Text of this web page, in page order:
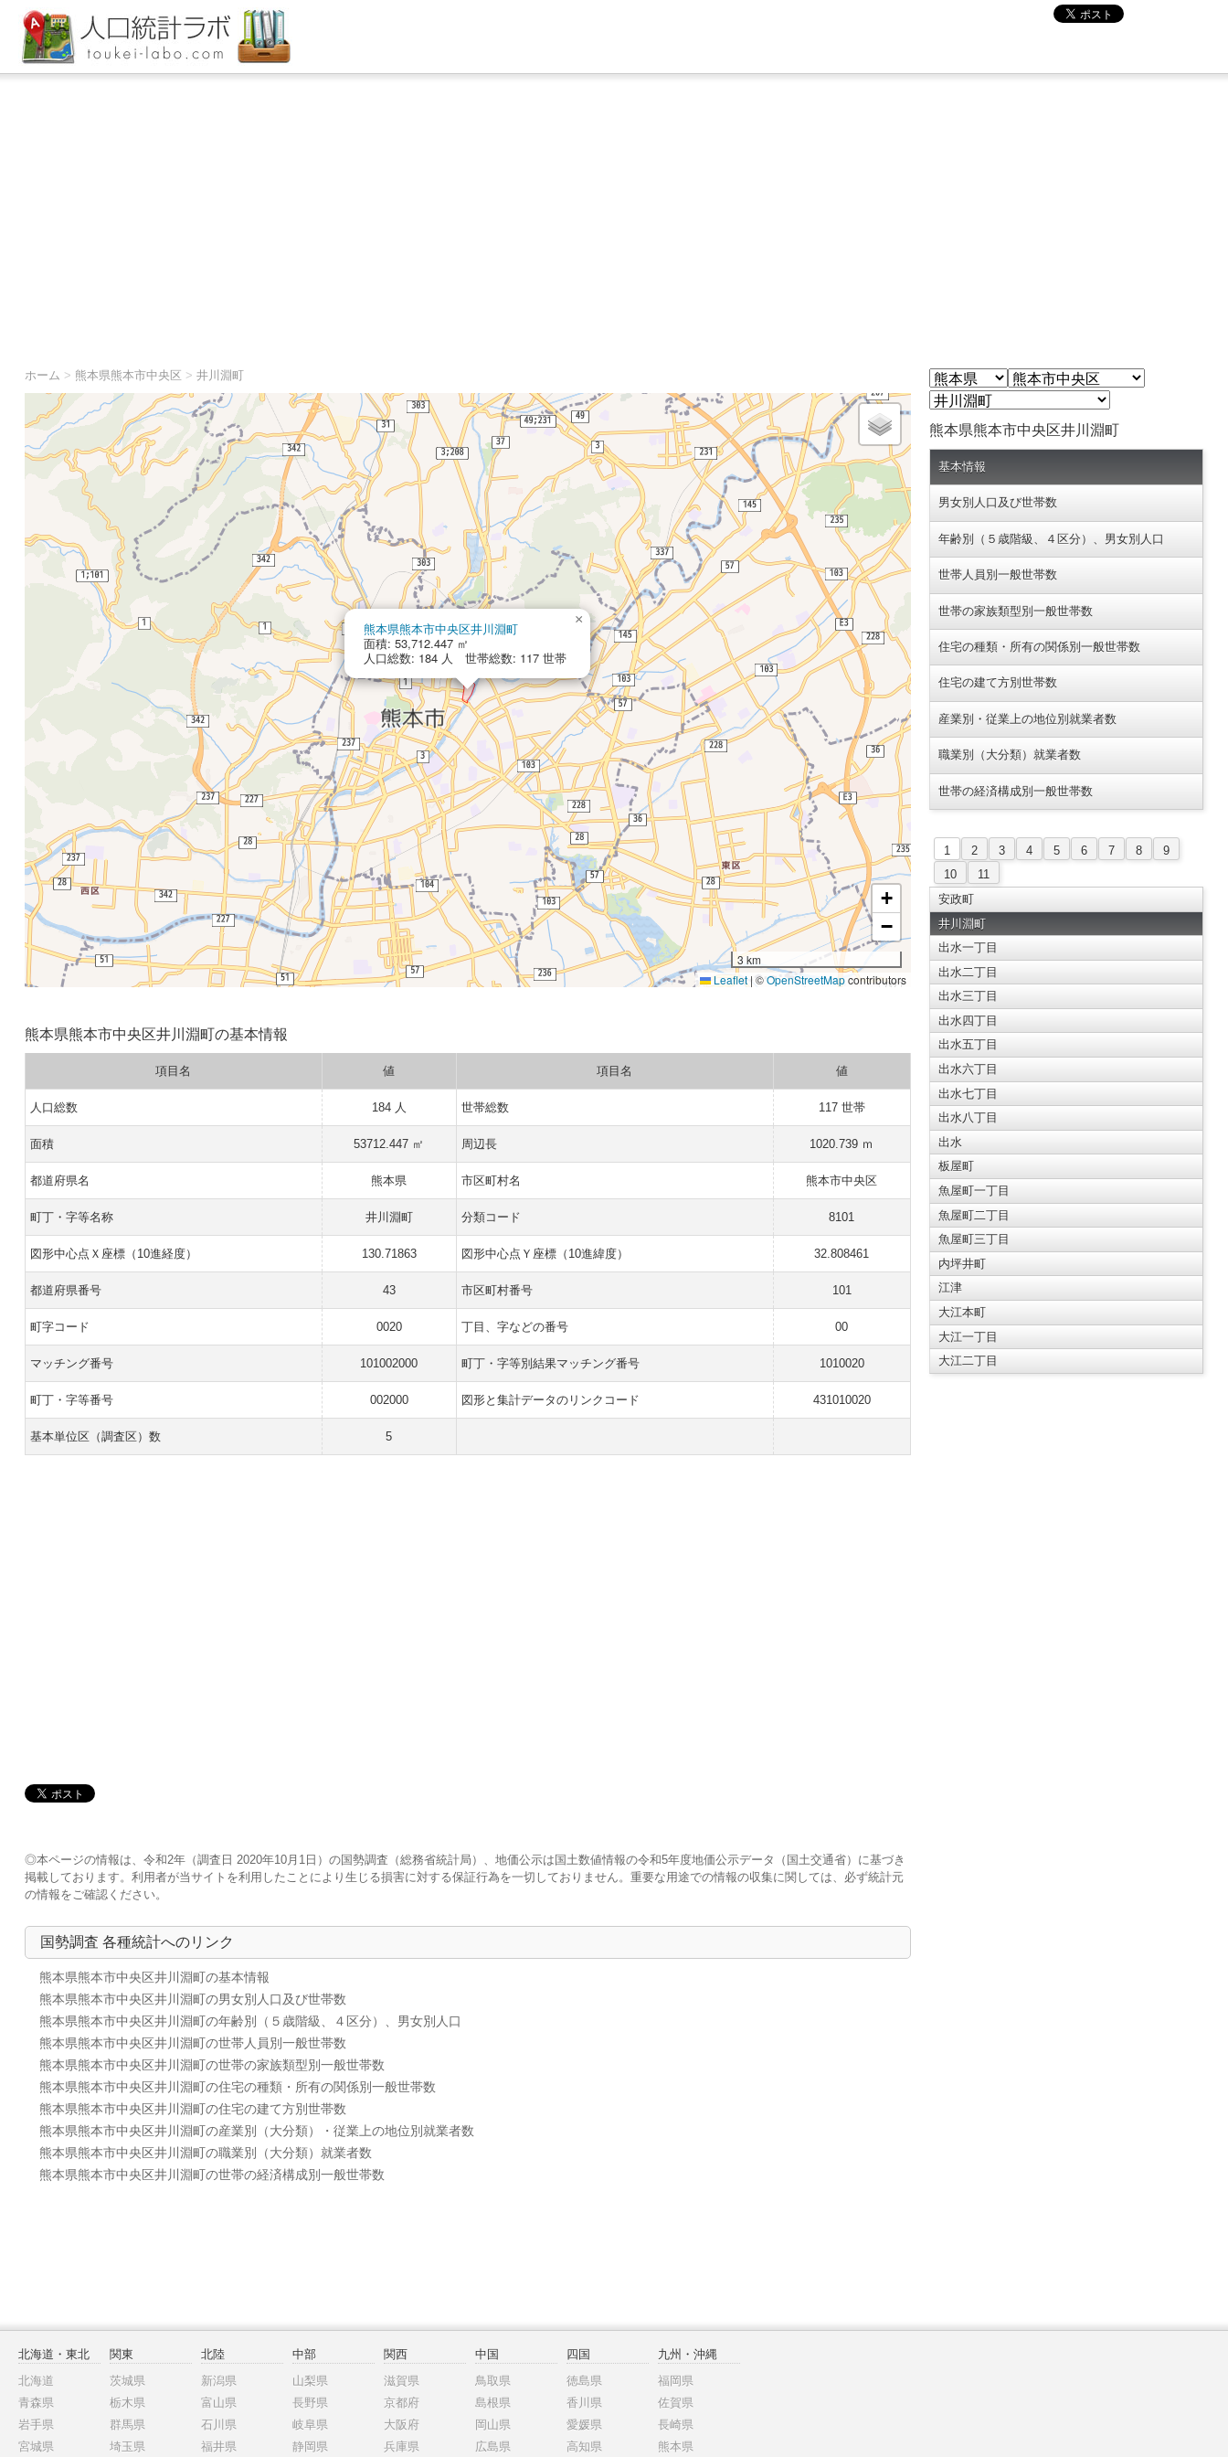
ホーム > 熊本県熊本市中央区 > 井川淵町
熊本県熊本市中央区井川淵町
面積: 53,712.447 ㎡
人口総数: 184 人 世帯総数: 117 世帯
×
+
−
3 km
Leaflet | ©OpenStreetMapcontributors
熊本県熊本市中央区井川淵町の基本情報
項目名 値 項目名 値
人口総数 184 人 世帯総数 117 世帯
面積 53712.447 ㎡ 周辺長 1020.739 ｍ
都道府県名 熊本県 市区町村名 熊本市中央区
町丁・字等名称 井川淵町 分類コード 8101
図形中心点Ｘ座標（10進経度） 130.71863 図形中心点Ｙ座標（10進緯度） 32.808461
都道府県番号 43 市区町村番号 101
町字コード 0020 丁目、字などの番号 00
マッチング番号 101002000 町丁・字等別結果マッチング番号 1010020
町丁・字等番号 002000 図形と集計データのリンクコード 431010020
基本単位区（調査区）数 5
◎本ページの情報は、令和2年（調査日 2020年10月1日）の国勢調査（総務省統計局）、地価公示は国土数値情報の令和5年度地価公示データ（国土交通省）に基づき
掲載しております。利用者が当サイトを利用したことにより生じる損害に対する保証行為を一切しておりません。重要な用途での情報の収集に関しては、必ず統計元
の情報をご確認ください。
国勢調査 各種統計へのリンク
熊本県熊本市中央区井川淵町の基本情報
熊本県熊本市中央区井川淵町の男女別人口及び世帯数
熊本県熊本市中央区井川淵町の年齢別（５歳階級、４区分）、男女別人口
熊本県熊本市中央区井川淵町の世帯人員別一般世帯数
熊本県熊本市中央区井川淵町の世帯の家族類型別一般世帯数
熊本県熊本市中央区井川淵町の住宅の種類・所有の関係別一般世帯数
熊本県熊本市中央区井川淵町の住宅の建て方別世帯数
熊本県熊本市中央区井川淵町の産業別（大分類）・従業上の地位別就業者数
熊本県熊本市中央区井川淵町の職業別（大分類）就業者数
熊本県熊本市中央区井川淵町の世帯の経済構成別一般世帯数
熊本県熊本市中央区井川淵町
基本情報
男女別人口及び世帯数
年齢別（５歳階級、４区分）、男女別人口
世帯人員別一般世帯数
世帯の家族類型別一般世帯数
住宅の種類・所有の関係別一般世帯数
住宅の建て方別世帯数
産業別・従業上の地位別就業者数
職業別（大分類）就業者数
世帯の経済構成別一般世帯数
1 2 3 4 5 6 7 8
9
10
11
安政町
井川淵町
出水一丁目
出水二丁目
出水三丁目
出水四丁目
出水五丁目
出水六丁目
出水七丁目
出水八丁目
出水
板屋町
魚屋町一丁目
魚屋町二丁目
魚屋町三丁目
内坪井町
江津
大江本町
大江一丁目
大江二丁目
北海道・東北
北海道
青森県
岩手県
宮城県
関東
茨城県
栃木県
群馬県
埼玉県
北陸
新潟県
富山県
石川県
福井県
中部
山梨県
長野県
岐阜県
静岡県
関西
滋賀県
京都府
大阪府
兵庫県
中国
鳥取県
島根県
岡山県
広島県
四国
徳島県
香川県
愛媛県
高知県
九州・沖縄
福岡県
佐賀県
長崎県
熊本県